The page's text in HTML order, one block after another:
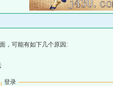
，可能有如下几个原因:
登录